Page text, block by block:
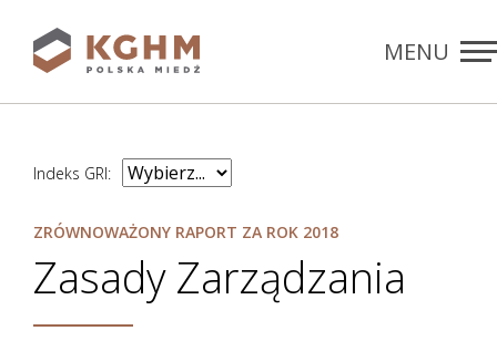
Rozdziały MENU
Indeks GRI:
ZRÓWNOWAŻONY RAPORT ZA ROK 2018
Zasady Zarządzania